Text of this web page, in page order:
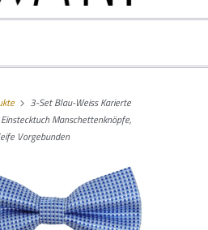
3-Set Blau-Weiss Karierte
Manschettenknöpfe,
Vorgebunden